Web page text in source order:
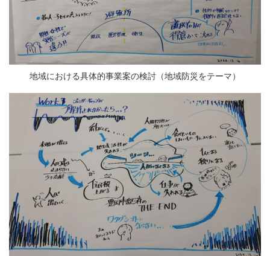
地域における具体的事業案の検討（地域防災をテーマ）